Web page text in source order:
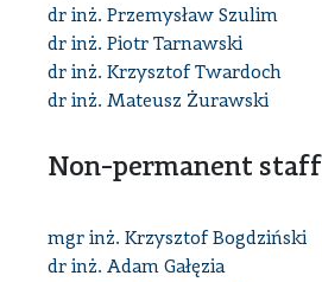
dr inż. Przemysław Szulim
dr inż. Piotr Tarnawski
dr inż. Krzysztof Twardoch
dr inż. Mateusz Żurawski
Non-permanent staff
mgr inż. Krzysztof Bogdziński
dr inż. Adam Gałęzia